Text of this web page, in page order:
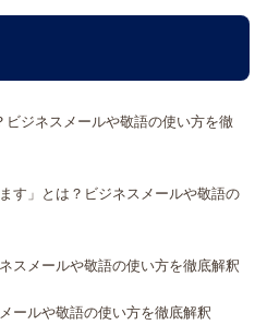
ビジネスメールや敬語の使い方を徹
す」とは？ビジネスメールや敬語の
スメールや敬語の使い方を徹底解釈
ールや敬語の使い方を徹底解釈